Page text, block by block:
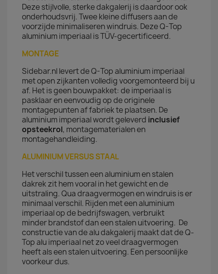
Deze stijlvolle, sterke dakgalerij is daardoor ook
onderhoudsvrij. Twee kleine diffusers aan de
voorzijde minimaliseren windruis. Deze Q-Top
aluminium imperiaal is TÜV-gecertificeerd.
MONTAGE
Sidebar.nl levert de Q-Top aluminium imperiaal
met open zijkanten volledig voorgemonteerd bij u
af. Het is geen bouwpakket: de imperiaal is
pasklaar en eenvoudig op de originele
montagepunten af fabriek te plaatsen. De
aluminium imperiaal wordt geleverd inclusief
opsteekrol, montagematerialen en
montagehandleiding.
ALUMINIUM VERSUS STAAL
Het verschil tussen een aluminium en stalen
dakrek zit hem vooral in het gewicht en de
uitstraling. Qua draagvermogen en windruis is er
minimaal verschil. Rijden met een aluminium
imperiaal op de bedrijfswagen, verbruikt
minder brandstof dan een stalen uitvoering. De
constructie van de alu dakgalerij maakt dat de Q-
Top alu imperiaal net zo veel draagvermogen
heeft als een stalen uitvoering. Een persoonlijke
voorkeur dus.